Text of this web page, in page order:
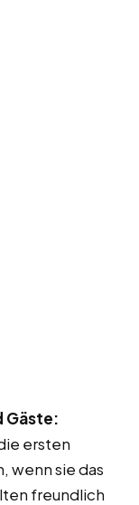
Gäste:
ersten
wenn sie das
freundlich